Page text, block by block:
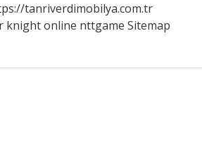
tanriverdimobilya.com.tr
knight online nttgame Sitemap